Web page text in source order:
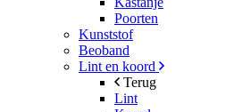
Poorten
Kunststof
Beoband
Lint en koord
Terug
Lint